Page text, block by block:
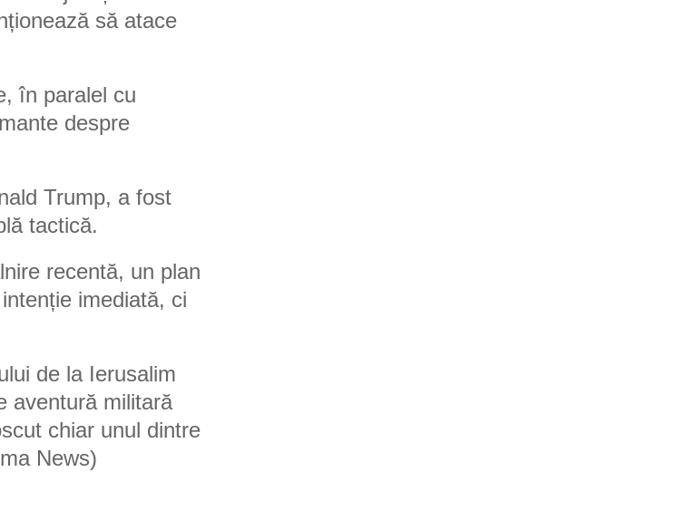
să atace
în paralel cu
despre
Trump, a fost
tactică.
recentă, un plan
imediată, ci
de la Ierusalim
aventură militară
chiar unul dintre
News)